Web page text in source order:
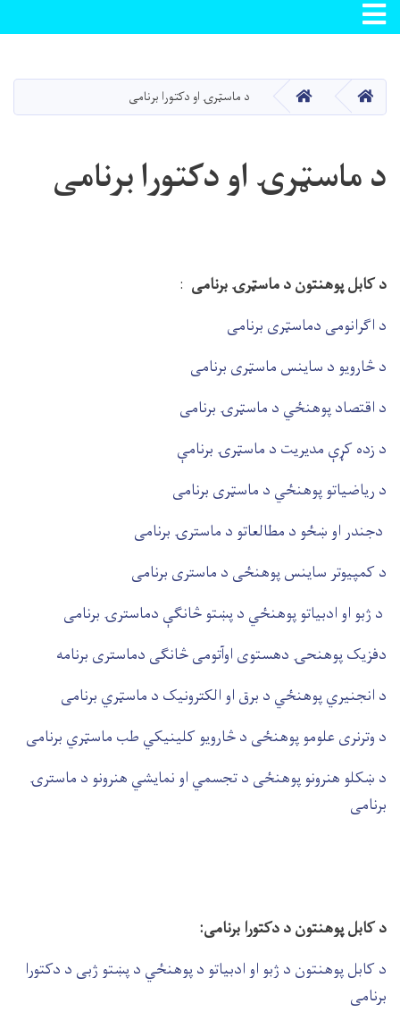
دانګل
Toggle navigation
کور کور د ماسټرۍ او دکتورا برنامی
د ماسټرۍ او دکتورا برنامی
د کابل پوهنتون د ماسټرۍ برنامی :
د اګرانومی دماسټری برنامی
د څارویو د ساینس ماسټری برنامی
د اقتصاد پوهنځي د ماسټرۍ برنامی
د زده کړې مدیریت د ماسټرۍ برنامې
د ریاضیاتو پوهنځي د ماسټری برنامی
دجندر او ښځو د مطالعاتو د ماسترۍ برنامی
د کمپیوتر ساینس پوهنځی د ماستری برنامی
د ژبو او ادبیاتو پوهنځي د پښتو څانګې دماسترۍ برنامی
دفزیک پوهنحۍ دهستوی اوآتومی څانګی دماستری برنامه
د انجنیري پوهنځي د برق او الکترونیک د ماسټري برنامی
د وترنری علومو پوهنځی د څارویو کلینیکي طب ماسټري برنامی
د ښکلو هنرونو پوهنځی د تجسمي او نمایشي هنرونو د ماسترۍ
برنامی
د کابل پوهنتون د دکتورا برنامی:
د کابل پوهنتون د ژبو او ادبیاتو د پوهنځي د پښتو ژبی د دکتورا
برنامی